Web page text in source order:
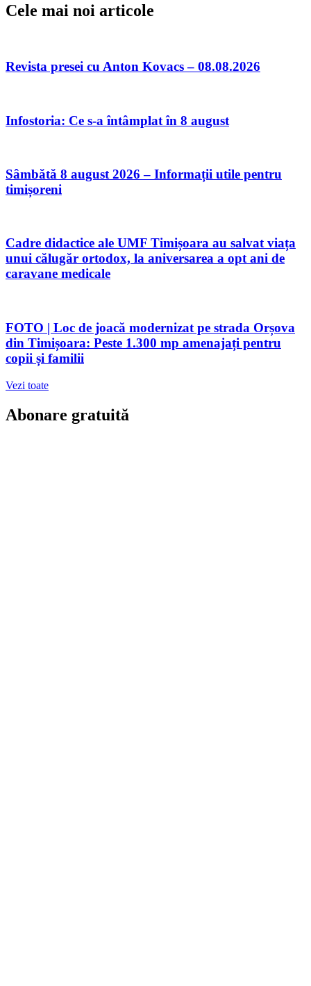
Cele mai noi articole
Revista presei cu Anton Kovacs – 08.08.2026
Infostoria: Ce s-a întâmplat în 8 august
Sâmbătă 8 august 2026 – Informații utile pentru
timișoreni
Cadre didactice ale UMF Timișoara au salvat viața
unui călugăr ortodox, la aniversarea a opt ani de
caravane medicale
FOTO | Loc de joacă modernizat pe strada Orșova
din Timișoara: Peste 1.300 mp amenajați pentru
copii și familii
Vezi toate
Abonare gratuită